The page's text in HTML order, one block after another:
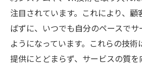
注目されています。これにより、
ばずに、いつでも自分のペースで
ようになっています。これらの技
提供にとどまらず、サービスの質を